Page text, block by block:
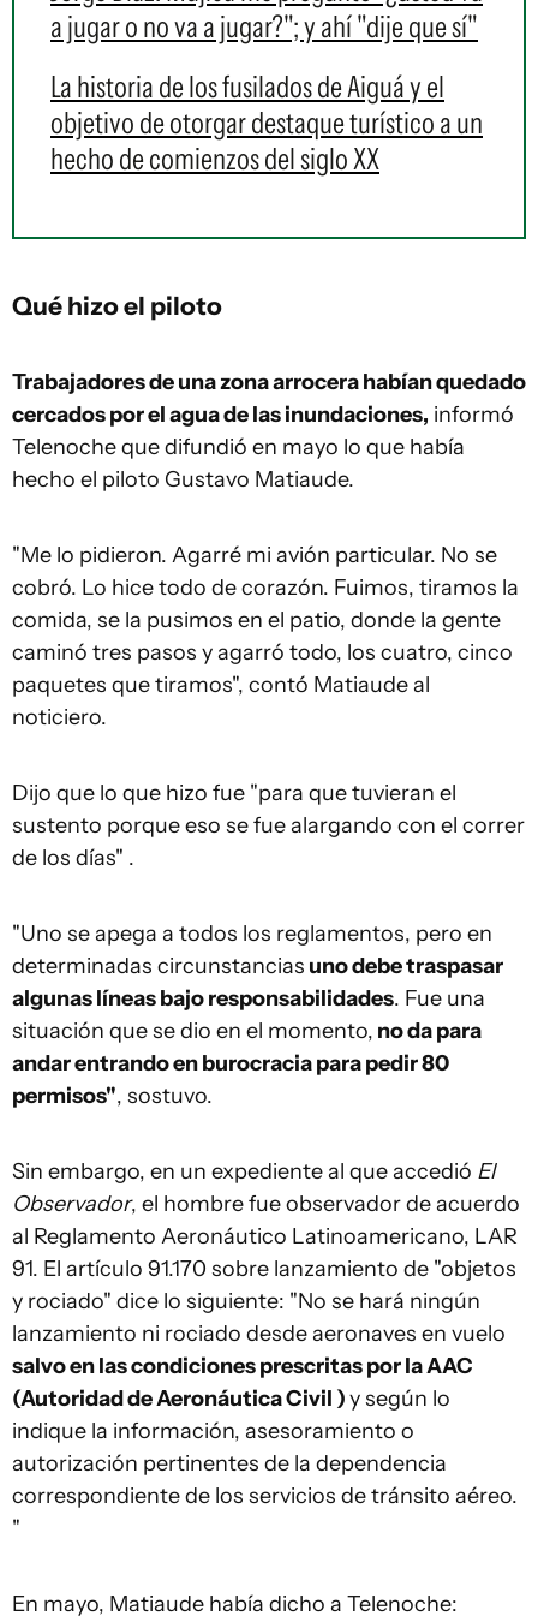
a jugar o no va a jugar?"; y ahí "dije que sí"
La historia de los fusilados de Aiguá y el
objetivo de otorgar destaque turístico a un
hecho de comienzos del siglo XX
Qué hizo el piloto
Trabajadores de una zona arrocera habían quedado
cercados por el agua de las inundaciones, informó
Telenoche que difundió en mayo lo que había
hecho el piloto Gustavo Matiaude.
"Me lo pidieron. Agarré mi avión particular. No se
cobró. Lo hice todo de corazón. Fuimos, tiramos la
comida, se la pusimos en el patio, donde la gente
caminó tres pasos y agarró todo, los cuatro, cinco
paquetes que tiramos", contó Matiaude al
noticiero.
Dijo que lo que hizo fue "para que tuvieran el
sustento porque eso se fue alargando con el correr
de los días" .
"Uno se apega a todos los reglamentos, pero en
determinadas circunstancias uno debe traspasar
algunas líneas bajo responsabilidades. Fue una
situación que se dio en el momento, no da para
andar entrando en burocracia para pedir 80
permisos", sostuvo.
Sin embargo, en un expediente al que accedió El
Observador, el hombre fue observador de acuerdo
al Reglamento Aeronáutico Latinoamericano, LAR
91. El artículo 91.170 sobre lanzamiento de "objetos
y rociado" dice lo siguiente: "No se hará ningún
lanzamiento ni rociado desde aeronaves en vuelo
salvo en las condiciones prescritas por la AAC
(Autoridad de Aeronáutica Civil )y según lo
indique la información, asesoramiento o
autorización pertinentes de la dependencia
correspondiente de los servicios de tránsito aéreo.
"
En mayo, Matiaude había dicho a Telenoche: